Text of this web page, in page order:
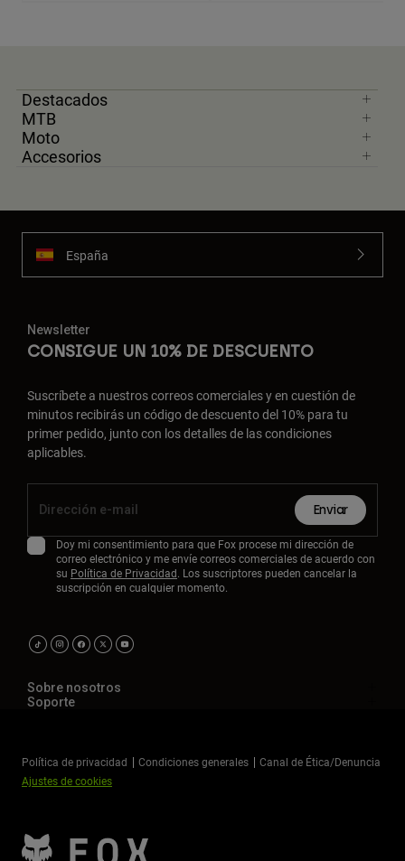
Destacados
MTB
Moto
Accesorios
España
Newsletter
CONSIGUE UN 10% DE DESCUENTO
Suscríbete a nuestros correos comerciales y en cuestión de
minutos recibirás un código de descuento del 10% para tu
primer pedido, junto con los detalles de las condiciones
aplicables.
Enviar
Doy mi consentimiento para que Fox procese mi dirección de
correo electrónico y me envíe correos comerciales de acuerdo con
su Política de Privacidad. Los suscriptores pueden cancelar la
suscripción en cualquier momento.
Sobre nosotros
Soporte
Política de privacidad Condiciones generales
Canal de Ética/Denuncia
Ajustes de cookies